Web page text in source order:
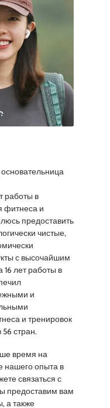
работы в
фитнеса и
предоставить
чистые,
с высочайшим
16 лет работы в
и
и тренировок
56 стран.
время на
нашего опыта в
связаться с
предоставим вам
а также